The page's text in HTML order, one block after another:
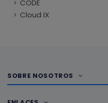
CODE
Cloud IX
SOBRE NOSOTROS